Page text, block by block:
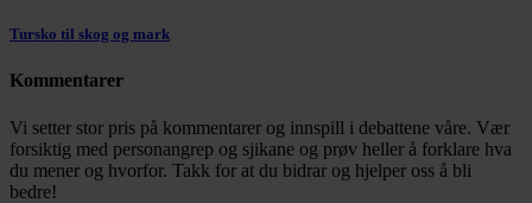
Tursko til skog og mark
Kommentarer
Vi setter stor pris på kommentarer og innspill i debattene våre. Vær
forsiktig med personangrep og sjikane og prøv heller å forklare hva
du mener og hvorfor. Takk for at du bidrar og hjelper oss å bli
bedre!